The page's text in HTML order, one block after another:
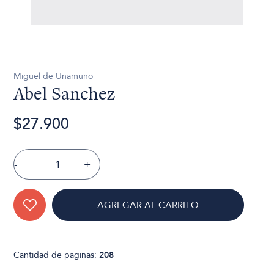
Miguel de Unamuno
Abel Sanchez
$27.900
- +
AGREGAR AL CARRITO
Cantidad de páginas:208